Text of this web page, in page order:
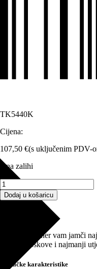
TK5440K
Cijena:
107,50 €(s uključenim PDV-
8 na zalihi
TK-
5440K
-
količina
Dodaj u košaricu
Originalni toner vam jamči
najniže troškove i najmanji
Tehničke karakteristike